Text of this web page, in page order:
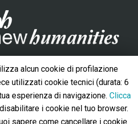
Tre, Via del Valco di San Paolo,
alcun cookie di profilazione
utilizzati cookie tecnici (durata: 6
esperienza di navigazione. Clicca
i cookie nel tuo browser.
sapere come cancellare i cookie